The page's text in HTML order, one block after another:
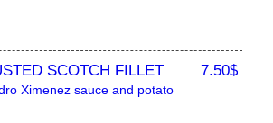
SCOTCH FILLET 7.50$
Ximenez sauce and potato